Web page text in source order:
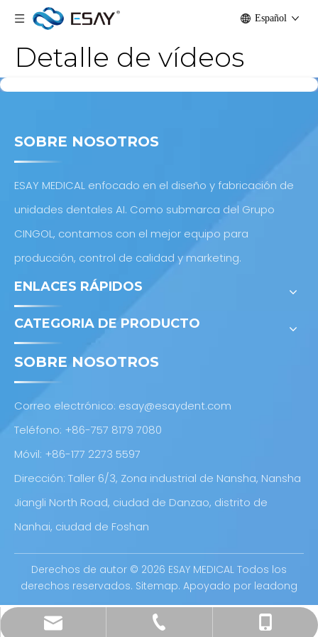
Español
Detalle de vídeos
SOBRE NOSOTROS
ESAY MEDICAL enfocado en el diseño y fabricación de
unidades dentales AI. Como submarca del Grupo
CINGOL, contamos con el mejor equipo para
producción, control de calidad y marketing.
ENLACES RÁPIDOS
CATEGORIA DE PRODUCTO
SOBRE NOSOTROS
Correo electrónico: esay@esaydent.com
Teléfono: +86-757 8179 7080
Móvil: +86-177 2273 5597
Dirección: Taller 6/3, Zona industrial de Nansha, Nansha
Jiangli North Road, ciudad de Danzao, distrito de
Nanhai, ciudad de Foshan
esay@esaydent.com
+86-757 8179 7080
+86-177 2273 5597
Derechos de autor © 2026 ESAY MEDICAL Todos los
derechos reservados. Sitemap. Apoyado por leadong